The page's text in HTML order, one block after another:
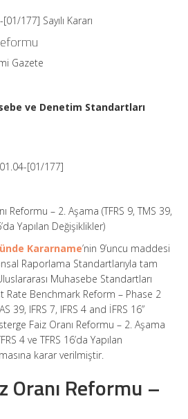
177] Sayılı Kararı
Gazete
ve Denetim Standartları
[01/177]
Reformu – 2. Aşama (TFRS 9, TMS 39,
Yapılan Değişiklikler)
Kararname’nin 9’uncu maddesi
Raporlama Standartlarıyla tam
Muhasebe Standartları
Rate Benchmark Reform – Phase 2
39, IFRS 7, IFRS 4 and İFRS 16”
Faiz Oranı Reformu – 2. Aşama
4 ve TFRS 16’da Yapılan
karar verilmiştir.
Oranı Reformu –